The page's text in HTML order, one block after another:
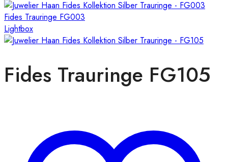
Fides Trauringe FG003
Lightbox
Fides Trauringe FG105